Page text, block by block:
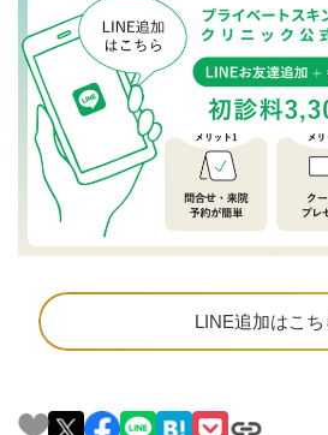
LINE追加はこち